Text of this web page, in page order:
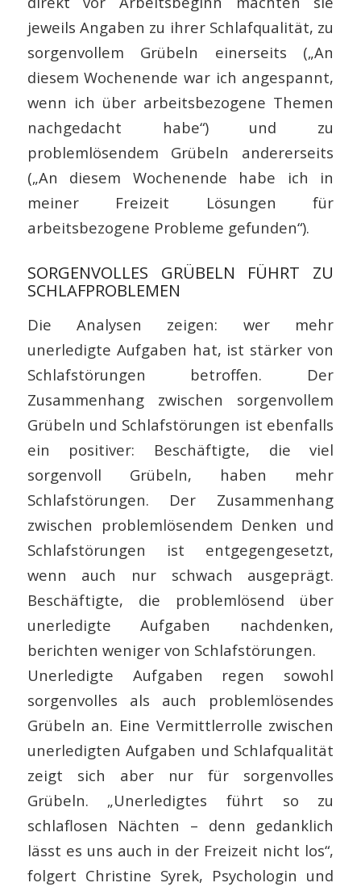
jeweils Angaben zu ihrer Schlafqualität, zu
sorgenvollem Grübeln einerseits („An
diesem Wochenende war ich angespannt,
wenn ich über arbeitsbezogene Themen
nachgedacht habe“) und zu
problemlösendem Grübeln andererseits
(„An diesem Wochenende habe ich in
meiner Freizeit Lösungen für
arbeitsbezogene Probleme gefunden“).
SORGENVOLLES GRÜBELN FÜHRT ZU
SCHLAFPROBLEMEN
Die Analysen zeigen: wer mehr
unerledigte Aufgaben hat, ist stärker von
Schlafstörungen betroffen. Der
Zusammenhang zwischen sorgenvollem
Grübeln und Schlafstörungen ist ebenfalls
ein positiver: Beschäftigte, die viel
sorgenvoll Grübeln, haben mehr
Schlafstörungen. Der Zusammenhang
zwischen problemlösendem Denken und
Schlafstörungen ist entgegengesetzt,
wenn auch nur schwach ausgeprägt.
Beschäftigte, die problemlösend über
unerledigte Aufgaben nachdenken,
berichten weniger von Schlafstörungen.
Unerledigte Aufgaben regen sowohl
sorgenvolles als auch problemlösendes
Grübeln an. Eine Vermittlerrolle zwischen
unerledigten Aufgaben und Schlafqualität
zeigt sich aber nur für sorgenvolles
Grübeln. „Unerledigtes führt so zu
schlaflosen Nächten – denn gedanklich
lässt es uns auch in der Freizeit nicht los“,
folgert Christine Syrek, Psychologin und